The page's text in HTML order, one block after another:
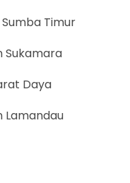
Timur
Sukamara
Daya
Lamandau